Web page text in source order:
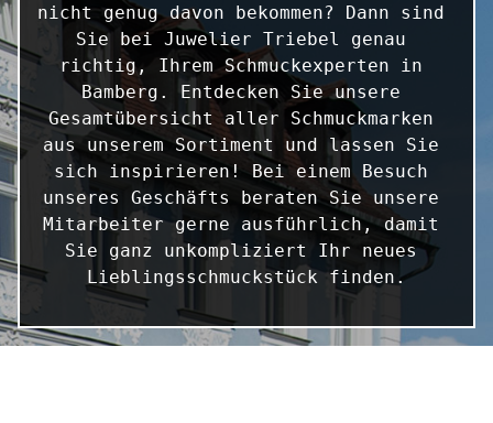
nicht genug davon bekommen? Dann sind
Sie bei Juwelier Triebel genau
richtig, Ihrem Schmuckexperten in
Bamberg. Entdecken Sie unsere
Gesamtübersicht aller Schmuckmarken
aus unserem Sortiment und lassen Sie
sich inspirieren! Bei einem Besuch
unseres Geschäfts beraten Sie unsere
Mitarbeiter gerne ausführlich, damit
Sie ganz unkompliziert Ihr neues
Lieblingsschmuckstück finden.